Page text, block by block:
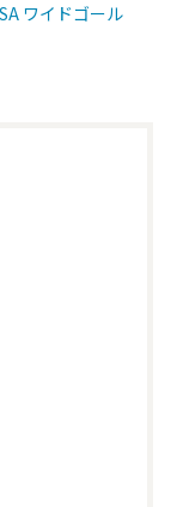
ワイドゴール